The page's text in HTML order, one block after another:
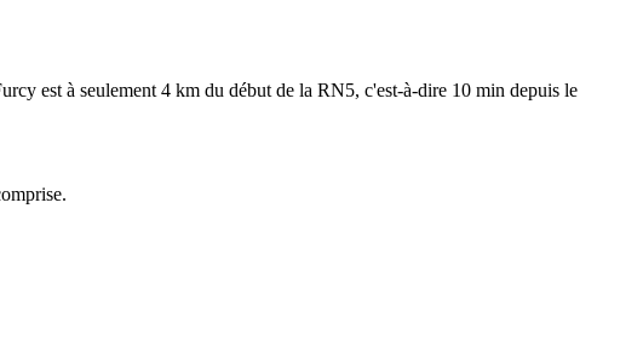
est à seulement 4 km du début de la RN5, c'est-à-dire 10 min depuis le